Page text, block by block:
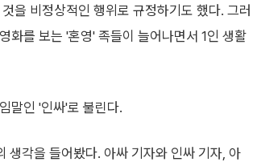
을 비정상적인 행위로 규정하기도 했다. 그러
화를 보는 '혼영' 족들이 늘어나면서 1인 생활
말인 '인싸'로 불린다.
생각을 들어봤다. 아싸 기자와 인싸 기자, 아